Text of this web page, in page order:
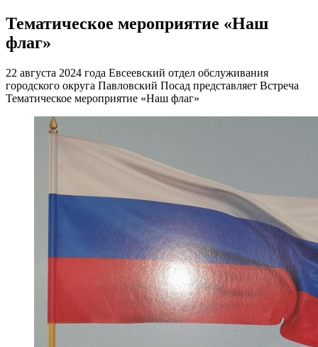
Тематическое мероприятие «Наш
флаг»
22 августа 2024 года Евсеевский отдел обслуживания
городского округа Павловский Посад представляет Встреча
Тематическое мероприятие «Наш флаг»